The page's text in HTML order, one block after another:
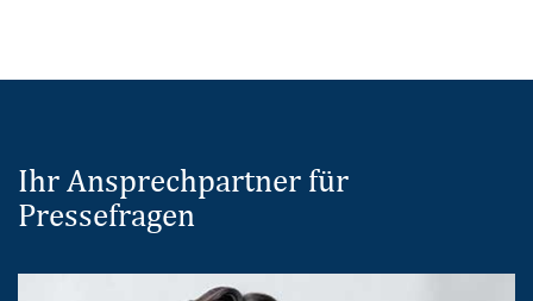
Ihr Ansprechpartner für
Pressefragen